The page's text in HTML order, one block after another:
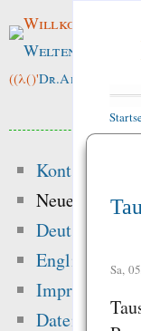
Sa,
Willkommen im
Weltenwald
((λ()'Dr.ArneBab
Kontakt
Neue Inhalte
Deutsch
English
Impressum
Datenschutz